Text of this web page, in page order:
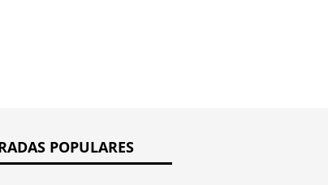
POPULARES